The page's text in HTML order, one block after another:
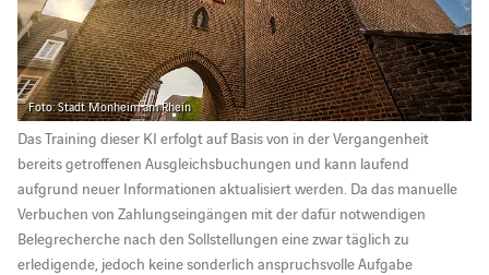
Foto: Stadt Monheim am Rhein
Das Training dieser KI erfolgt auf Basis von in der Vergangenheit
bereits getroffenen Ausgleichsbuchungen und kann laufend
aufgrund neuer Informationen aktualisiert werden. Da das manuelle
Verbuchen von Zahlungseingängen mit der dafür notwendigen
Belegrecherche nach den Sollstellungen eine zwar täglich zu
erledigende, jedoch keine sonderlich anspruchsvolle Aufgabe